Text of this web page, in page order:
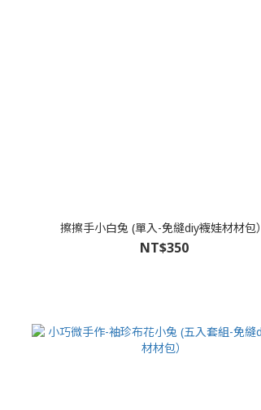
擦擦手小白兔 (單入-免縫diy襪娃材材包）
NT$350